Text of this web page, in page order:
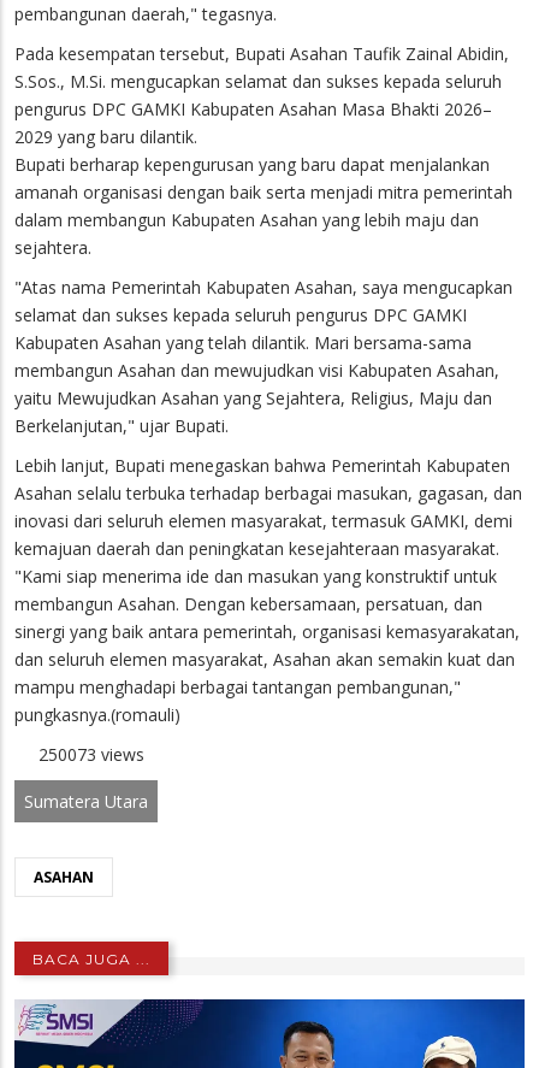
pembangunan daerah," tegasnya.
Pada kesempatan tersebut, Bupati Asahan Taufik Zainal Abidin,
S.Sos., M.Si. mengucapkan selamat dan sukses kepada seluruh
pengurus DPC GAMKI Kabupaten Asahan Masa Bhakti 2026–
2029 yang baru dilantik.
Bupati berharap kepengurusan yang baru dapat menjalankan
amanah organisasi dengan baik serta menjadi mitra pemerintah
dalam membangun Kabupaten Asahan yang lebih maju dan
sejahtera.
"Atas nama Pemerintah Kabupaten Asahan, saya mengucapkan
selamat dan sukses kepada seluruh pengurus DPC GAMKI
Kabupaten Asahan yang telah dilantik. Mari bersama-sama
membangun Asahan dan mewujudkan visi Kabupaten Asahan,
yaitu Mewujudkan Asahan yang Sejahtera, Religius, Maju dan
Berkelanjutan," ujar Bupati.
Lebih lanjut, Bupati menegaskan bahwa Pemerintah Kabupaten
Asahan selalu terbuka terhadap berbagai masukan, gagasan, dan
inovasi dari seluruh elemen masyarakat, termasuk GAMKI, demi
kemajuan daerah dan peningkatan kesejahteraan masyarakat.
"Kami siap menerima ide dan masukan yang konstruktif untuk
membangun Asahan. Dengan kebersamaan, persatuan, dan
sinergi yang baik antara pemerintah, organisasi kemasyarakatan,
dan seluruh elemen masyarakat, Asahan akan semakin kuat dan
mampu menghadapi berbagai tantangan pembangunan,"
pungkasnya.(romauli)
250073 views
Sumatera Utara
ASAHAN
BACA JUGA ...